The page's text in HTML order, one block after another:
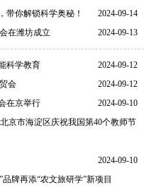
带你解锁科学奥秘！
2024-09-14
在潍坊成立
2024-09-13
科学教育
2024-09-12
会
2024-09-12
在京举行
2024-09-10
京市海淀区庆祝我国第40个教师节
2024-09-10
牌再添“农文旅研学”新项目